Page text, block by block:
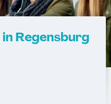
Regensburg